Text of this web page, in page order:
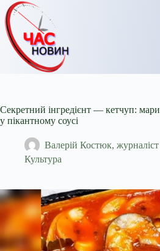
Перейти
до
вмісту
Секретний інгредієнт — кетчуп:
у пікантному соусі
Валерій Костюк, журналіст
Культура